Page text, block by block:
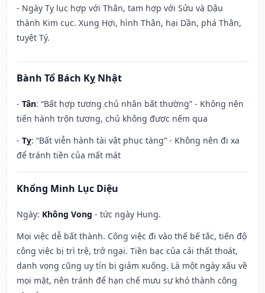
- Ngày Tỵ lục hợp với Thân, tam hợp với Sửu và Dậu
thành Kim cục. Xung Hợi, hình Thân, hại Dần, phá Thân,
tuyệt Tý.
Bành Tổ Bách Kỵ Nhật
- Tân: “Bất hợp tương chủ nhân bất thường” - Không nên
tiến hành trộn tương, chủ không được nếm qua
- Tỵ: “Bất viễn hành tài vật phục tàng” - Không nên đi xa
để tránh tiền của mất mát
Khổng Minh Lục Diệu
Ngày: Không Vong - tức ngày Hung.
Mọi việc dễ bất thành. Công việc đi vào thế bế tắc, tiến độ
công việc bị trì trệ, trở ngại. Tiền bạc của cải thất thoát,
danh vọng cũng uy tín bị giảm xuống. Là một ngày xấu về
mọi mặt, nên tránh để hạn chế mưu sự khó thành công